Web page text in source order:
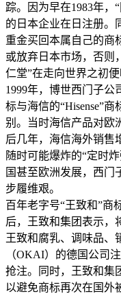
踪。因为早在1983年，
的日本企业在日注册。
重金买回本属自己的商
或放弃日本市场，否则
仁堂”在走向世界之初便
1999年，博世西门子公
标与海信的“Hisense”
别。当时海信产品对欧
后几年，海信海外销售
随时可能爆炸的“定时
国甚至欧洲发展，西门
步履维艰。
百年老字号“王致和”商
后，王致和集团表示，
王致和腐乳、调味品、
（OKAI）的德国公司
抢注。同时，王致和集
以避免商标再次在国外